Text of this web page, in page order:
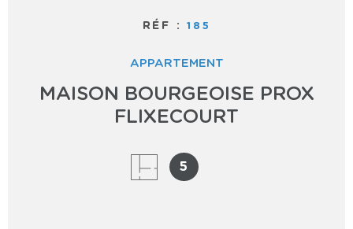
RÉF :185
APPARTEMENT
MAISON BOURGEOISE PROX
FLIXECOURT
5